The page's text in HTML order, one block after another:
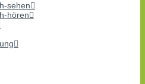
sehen
hören